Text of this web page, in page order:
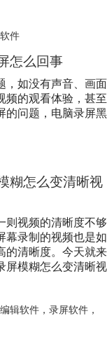
件
怎么回事
，如没有声音、画面
频的观看体验，甚至
的问题，电脑录屏黑
糊怎么变清晰视
则视频的清晰度不够
幕录制的视频也是如
的清晰度。今天就来
屏模糊怎么变清晰视
辑软件， 录屏软件，